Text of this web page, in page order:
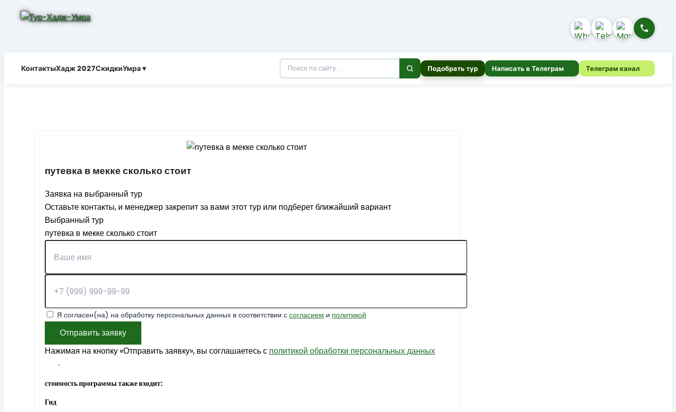
КонтактыХадж 2027СкидкиУмра ▾ Подобрать тур Написать в Телеграм Телеграм канал
путевка в мекке сколько стоит
Заявка на выбранный тур
Оставьте контакты, и менеджер закрепит за вами этот тур или подберет ближайший вариант
Выбранный тур
путевка в мекке сколько стоит
Я согласен(на) на обработку персональных данных в соответствии с согласием и политикой
Отправить заявку
Нажимая на кнопку «Отправить заявку», вы соглашаетесь с политикой обработки персональных данных
стоимость программы также входит:
Гид